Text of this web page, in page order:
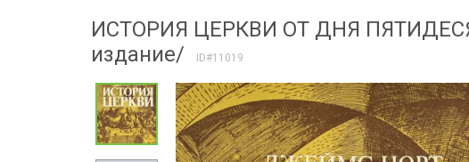
ИСТОРИЯ ЦЕРКВИ ОТ ДНЯ
издание/
ID#11019